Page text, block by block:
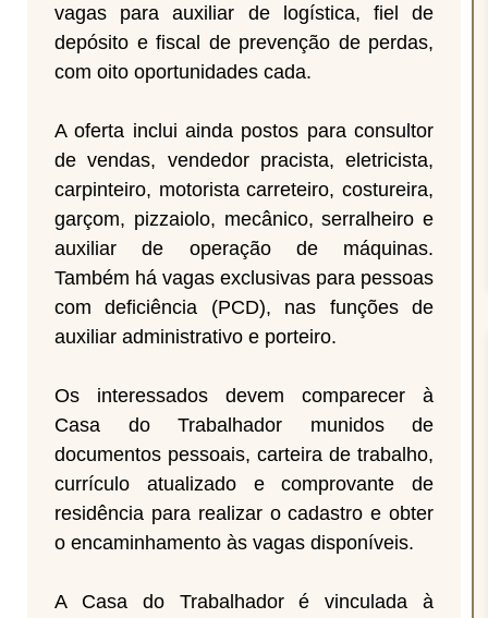
vagas para auxiliar de logística, fiel de
depósito e fiscal de prevenção de perdas,
com oito oportunidades cada.
A oferta inclui ainda postos para consultor
de vendas, vendedor pracista, eletricista,
carpinteiro, motorista carreteiro, costureira,
garçom, pizzaiolo, mecânico, serralheiro e
auxiliar de operação de máquinas.
Também há vagas exclusivas para pessoas
com deficiência (PCD), nas funções de
auxiliar administrativo e porteiro.
Os interessados devem comparecer à
Casa do Trabalhador munidos de
documentos pessoais, carteira de trabalho,
currículo atualizado e comprovante de
residência para realizar o cadastro e obter
o encaminhamento às vagas disponíveis.
A Casa do Trabalhador é vinculada à